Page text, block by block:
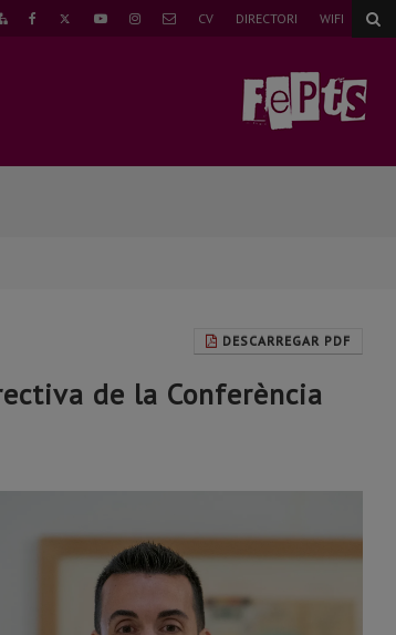
ANAR FAEBOOKTWITTERYOUTUBEINSTAGRAM
CORREU
CV DIRECTORI WIFI
DESCARREGAR PDF
de la Conferència